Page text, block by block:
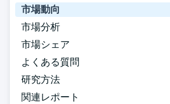
市場動向
市場分析
市場シェア
よくある質問
研究方法
関連レポート